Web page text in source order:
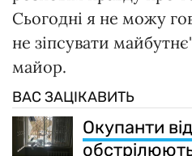
Сьогодні я не можу
не зіпсувати
майор.
ВАС ЗАЦІКАВИТЬ
Окупанти